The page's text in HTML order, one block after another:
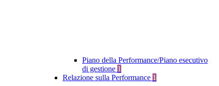
Piano della Performance/Piano esecutivo
di gestione 1
Relazione sulla Performance 1